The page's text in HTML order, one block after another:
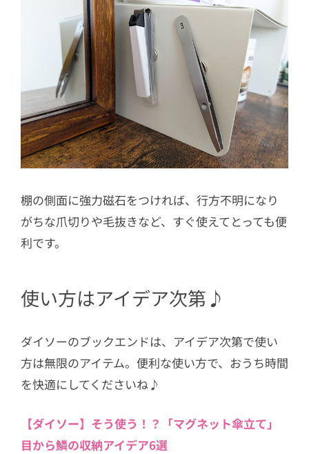
棚の側面に強力磁石をつければ、行方不明になり
がちな爪切りや毛抜きなど、すぐ使えてとっても便
利です。
使い方はアイデア次第♪
ダイソーのブックエンドは、アイデア次第で使い
方は無限のアイテム。便利な使い方で、おうち時間
を快適にしてくださいね♪
【ダイソー】そう使う！？「マグネット傘立て」
目から鱗の収納アイデア6選